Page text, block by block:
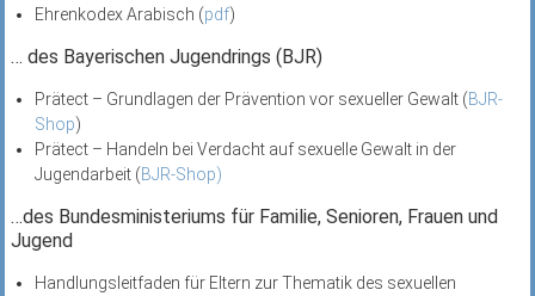
Ehrenkodex Arabisch (pdf)
… des Bayerischen Jugendrings (BJR)
Prätect – Grundlagen der Prävention vor sexueller Gewalt (BJR-
Shop)
Prätect – Handeln bei Verdacht auf sexuelle Gewalt in der
Jugendarbeit (BJR-Shop)
…des Bundesministeriums für Familie, Senioren, Frauen und
Jugend
Handlungsleitfaden für Eltern zur Thematik des sexuellen